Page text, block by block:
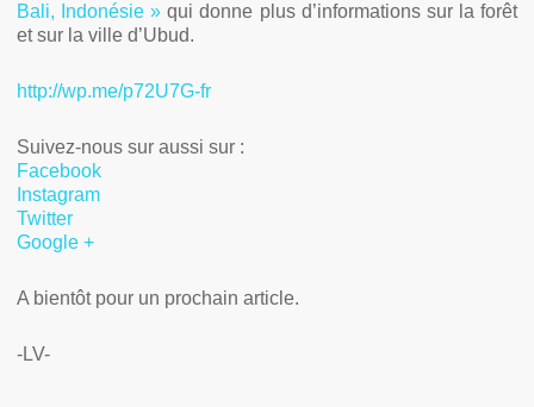
Bali, Indonésie »qui donne plus d’informations sur la forêt
et sur la ville d’Ubud.
http://wp.me/p72U7G-fr
Suivez-nous sur aussi sur :
Facebook
Instagram
Twitter
Google +
A bientôt pour un prochain article.
-LV-